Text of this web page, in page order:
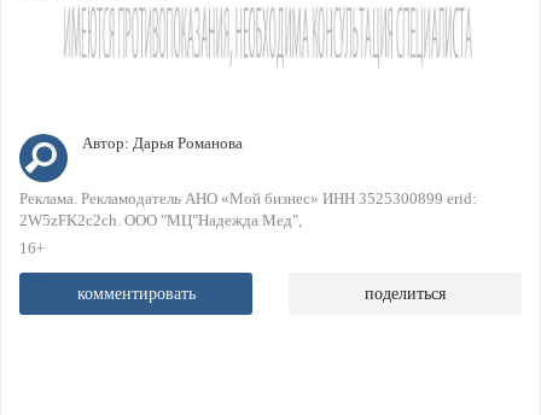
Автор: Дарья Романова
Реклама. Рекламодатель АНО «Мой бизнес» ИНН 3525300899 erid:
2W5zFK2c2ch. ООО "МЦ"Надежда Мед"
16+
комментировать поделиться